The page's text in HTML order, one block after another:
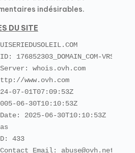
indésirables.
DU SITE
VRSN
whois.ovh.com
www.ovh.com
07-01T07:09:53Z
06-30T10:10:53Z
2025-06-30T10:10:53Z
433
Email: abuse@ovh.net